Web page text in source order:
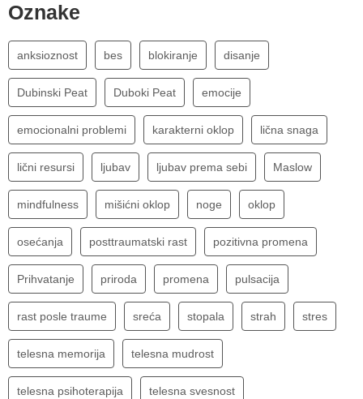
Oznake
anksioznost bes blokiranje disanje
Dubinski Peat Duboki Peat emocije
emocionalni problemi karakterni oklop lična snaga
lični resursi ljubav ljubav prema sebi Maslow
mindfulness mišićni oklop noge oklop
osećanja posttraumatski rast pozitivna promena
Prihvatanje priroda promena pulsacija
rast posle traume sreća stopala strah stres
telesna memorija telesna mudrost
telesna psihoterapija telesna svesnost